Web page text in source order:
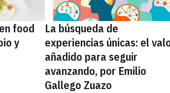
food
y
La búsqueda de
experiencias únicas: el
añadido para seguir
avanzando, por Emilio
Gallego Zuazo